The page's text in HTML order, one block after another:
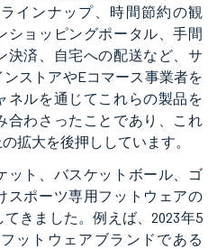
インナップ、時間節約の観
ショッピングポータル、手間
決済、自宅への配送など、サ
ストアやEコマース事業者を
ネルを通じてこれらの製品を
合わさったことであり、これ
拡大を後押ししています。
ット、バスケットボール、ゴ
スポーツ専用フットウェアの
きました。例えば、2023年5
ットウェアブランドである